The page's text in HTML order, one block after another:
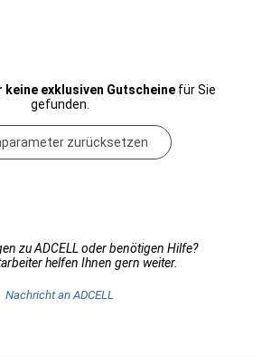
keine exklusiven Gutscheinefür Sie
gefunden.
zurücksetzen
zu ADCELL oder benötigen Hilfe?
helfen Ihnen gern weiter.
Nachricht an ADCELL